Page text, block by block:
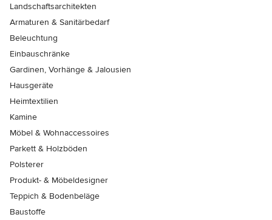
Landschaftsarchitekten
Armaturen & Sanitärbedarf
Beleuchtung
Einbauschränke
Gardinen, Vorhänge & Jalousien
Hausgeräte
Heimtextilien
Kamine
Möbel & Wohnaccessoires
Parkett & Holzböden
Polsterer
Produkt- & Möbeldesigner
Teppich & Bodenbeläge
Baustoffe